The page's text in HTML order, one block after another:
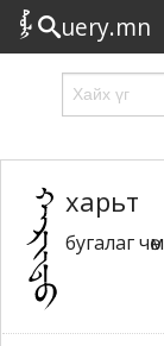
uery.mn
Сонирхолтой
Эрэлттэй
Төрөл
Татах
харьт
бугалаг